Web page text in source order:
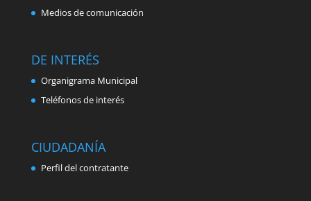
Medios de comunicación
DE INTERÉS
Organigrama Municipal
Teléfonos de interés
CIUDADANÍA
Perfil del contratante